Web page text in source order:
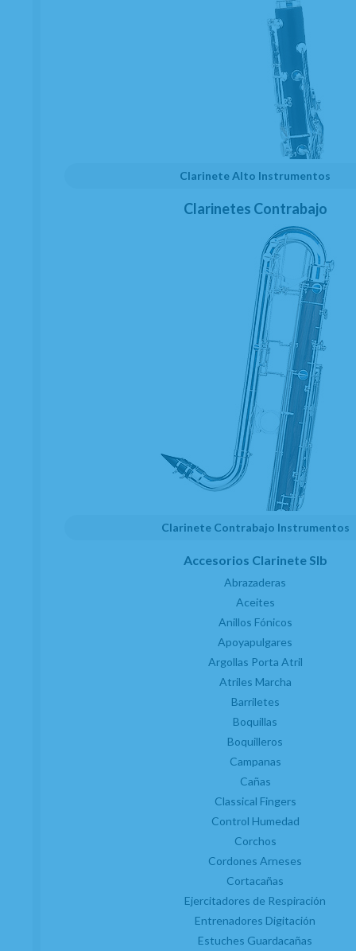
Clarinete Alto Instrumentos
Clarinetes Contrabajo
Clarinete Contrabajo Instrumentos
Accesorios Clarinete SIb
Abrazaderas
Aceites
Anillos Fónicos
Apoyapulgares
Argollas Porta Atril
Atriles Marcha
Barriletes
Boquillas
Boquilleros
Campanas
Cañas
Classical Fingers
Control Humedad
Corchos
Cordones Arneses
Cortacañas
Ejercitadores de Respiración
Entrenadores Digitación
Estuches Guardacañas
Suscríbete y disfruta de ventajas y
descuentos y promociones exclusivas
info@atelierdecelia.com
Quiénes somos Blog
Clarinetes
Viento metal
Reacondicionados (2 mano)
Atención al cliente
Contacto